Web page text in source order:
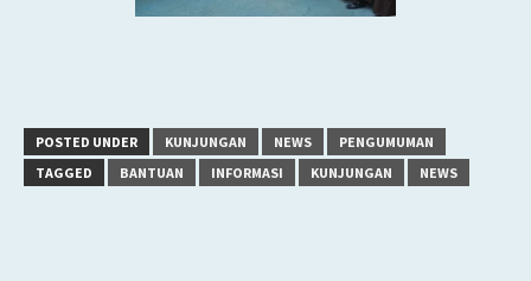
POSTED UNDER KUNJUNGAN NEWS
PENGUMUMAN
TAGGED
BANTUAN INFORMASI KUNJUNGAN NEWS